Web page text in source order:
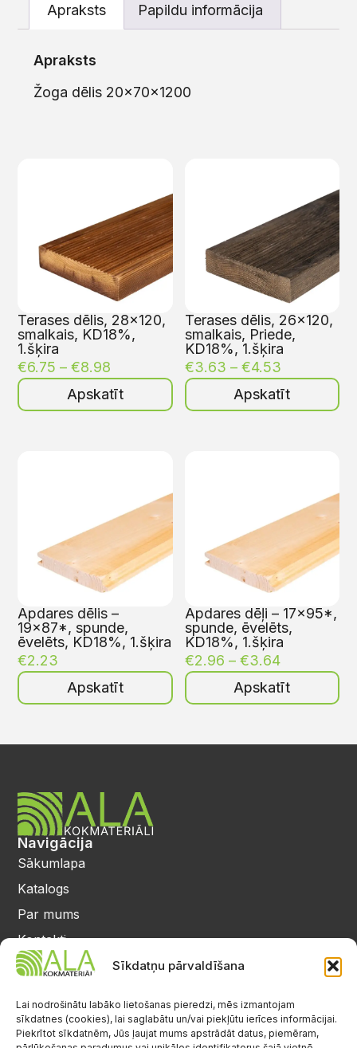
Sīkdatņu pārvaldīšana
Lai nodrošinātu labāko lietošanas pieredzi, mēs izmantojam
sīkdatnes (cookies), lai saglabātu un/vai piekļūtu ierīces informācijai.
Piekrītot sīkdatnēm, Jūs ļaujat mums apstrādāt datus, piemēram,
Apraksts Papildu informācija
Apraksts
Žoga dēlis 20x70x1200
Terases dēlis, 28×120,
smalkais, KD18%,
1.šķira
€6.75 – €8.98
Apskatīt
Terases dēlis, 26×120,
smalkais, Priede,
KD18%, 1.šķira
€3.63 – €4.53
Apskatīt
Apdares dēlis –
19×87*, spunde,
ēvelēts, KD18%, 1.šķira
€2.23
Apskatīt
Apdares dēļi – 17×95*,
spunde, ēvelēts,
KD18%, 1.šķira
€2.96 – €3.64
Apskatīt
Navigācija
Sākumlapa
Katalogs
Par mums
Kontakti
Privātuma politika
25 64 17 98
info@alalignea.lv